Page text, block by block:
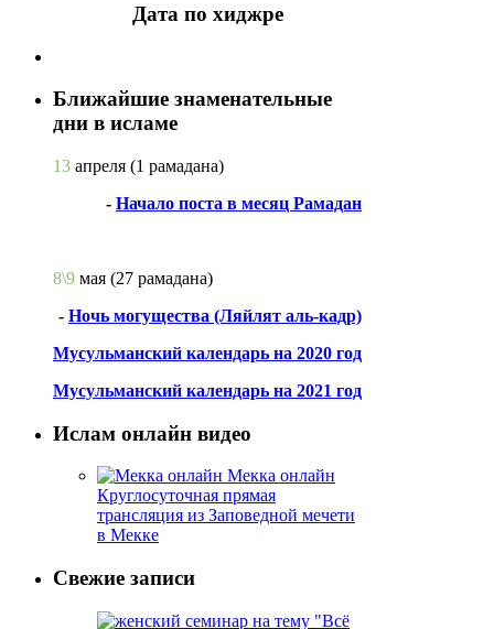
Дата по хиджре
Ближайшие знаменательные
дни в исламе
13 апреля (1 рамадана)
- Начало поста в месяц Рамадан
8\9 мая (27 рамадана)
- Ночь могущества (Ляйлят аль-кадр)
Мусульманский календарь на 2020 год
Мусульманский календарь на 2021 год
Ислам онлайн видео
Мекка онлайн
Круглосуточная прямая
трансляция из Заповедной мечети
в Мекке
Свежие записи